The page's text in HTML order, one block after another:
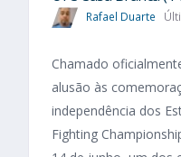
Rafael Duarte
Chamado
alusão às
independência dos
Fighting